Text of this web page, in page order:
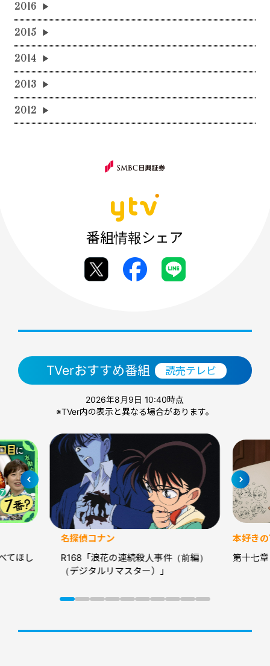
2016
2015
2014
2013
2012
番組情報シェア
TVerおすすめ番組 読売テレビ
2026年8月9日 10:40時点
※TVer内の表示と異なる場合があります。
てほし
名探偵コナン
R168「浪花の連続殺人事件（前編）
（デジタルリマスター）」
本好き
第十七